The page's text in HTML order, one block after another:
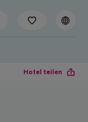
Hotel teilen